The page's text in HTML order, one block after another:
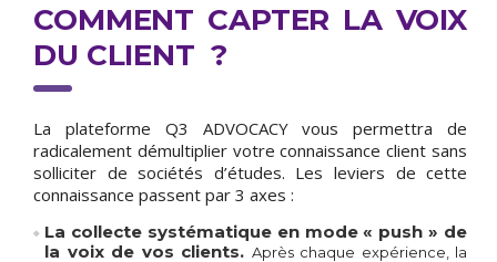
COMMENT CAPTER LA VOIX
DU CLIENT ?
La plateforme Q3 ADVOCACY vous permettra de
radicalement démultiplier votre connaissance client sans
solliciter de sociétés d’études. Les leviers de cette
connaissance passent par 3 axes :
La collecte systématique en mode « push » de
la voix de vos clients. Après chaque expérience, la